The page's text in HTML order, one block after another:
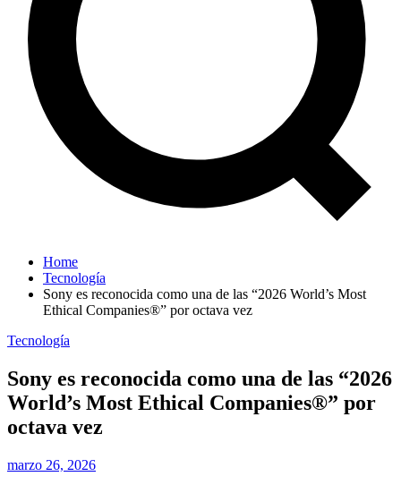
Home
Tecnología
Sony es reconocida como una de las “2026 World’s Most
Ethical Companies®” por octava vez
Tecnología
Sony es reconocida como una de las “2026
World’s Most Ethical Companies®” por
octava vez
marzo 26, 2026